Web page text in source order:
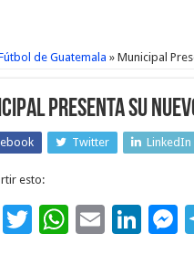
de Guatemala » Municipal
Presenta su
Twitter LinkedIn
esto:
T W E
Li